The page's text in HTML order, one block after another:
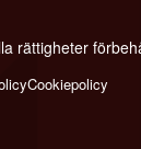
rättigheter
Cookiepolicy